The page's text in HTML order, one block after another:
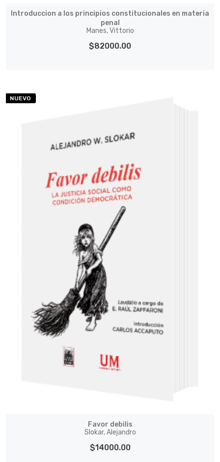
Introduccion a los principios constitucionales en materia
penal
Manes, Vittorio
$82000.00
NUEVO
Favor debilis
Slokar, Alejandro
$14000.00